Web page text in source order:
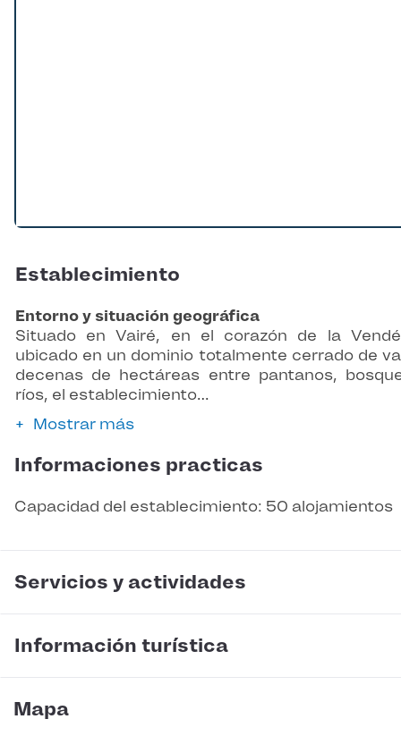
Establecimiento
Entorno y situación geográfica
Situado en Vairé, en el corazón de la
ubicado en un dominio totalmente cerrado de
decenas de hectáreas entre pantanos,
ríos, el establecimiento…
Mostrar más
Informaciones practicas
Capacidad del establecimiento: 50 alojamientos
Servicios y actividades
Información turística
Mapa